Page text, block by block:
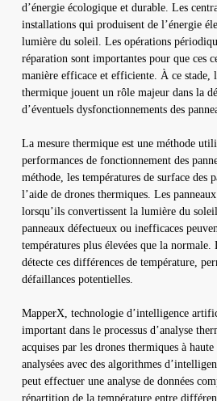
d’énergie écologique et durable. Les
installations qui produisent de l’énergie
lumière du soleil. Les opérations
réparation sont importantes pour que ces
manière efficace et efficiente. À ce stade,
thermique jouent un rôle majeur dans la
d’éventuels dysfonctionnements des
La mesure thermique est une méthode
performances de fonctionnement des
méthode, les températures de surface des
l’aide de drones thermiques. Les
lorsqu’ils convertissent la lumière du
panneaux défectueux ou inefficaces
températures plus élevées que la normale.
détecte ces différences de température,
défaillances potentielles.
MapperX, technologie d’intelligence
important dans le processus d’analyse
acquises par les drones thermiques à
analysées avec des algorithmes
peut effectuer une analyse de données
répartition de la température entre